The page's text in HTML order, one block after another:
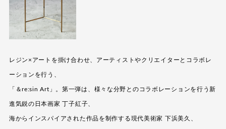
レジン×アートを掛け合わせ、アーティストやクリエイターとコラボレ
ーションを行う、
「＆re:sin Art」。第一弾は、様々な分野とのコラボレーションを行う新
進気鋭の日本画家 丁子紅子、
海からインスパイアされた作品を制作する現代美術家 下浜美久、